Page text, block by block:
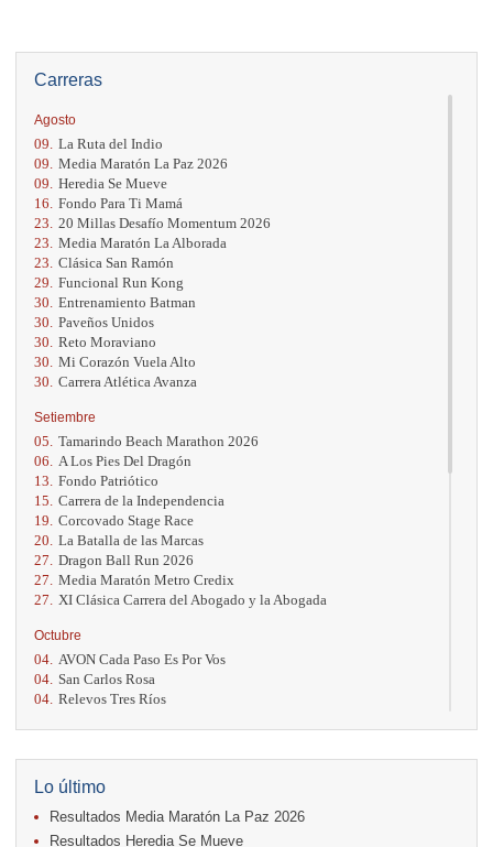
Carreras
Agosto
09. La Ruta del Indio
09. Media Maratón La Paz 2026
09. Heredia Se Mueve
16. Fondo Para Ti Mamá
23. 20 Millas Desafío Momentum 2026
23. Media Maratón La Alborada
23. Clásica San Ramón
29. Funcional Run Kong
30. Entrenamiento Batman
30. Paveños Unidos
30. Reto Moraviano
30. Mi Corazón Vuela Alto
30. Carrera Atlética Avanza
Setiembre
05. Tamarindo Beach Marathon 2026
06.
A Los Pies Del Dragón
13. Fondo Patriótico
15. Carrera de la Independencia
19. Corcovado Stage Race
20. La Batalla de las Marcas
27. Dragon Ball Run 2026
27. Media Maratón Metro Credix
27.
XI Clásica Carrera del Abogado y la Abogada
Octubre
04. AVON Cada Paso Es Por Vos
04. San Carlos Rosa
04. Relevos Tres Ríos
17. Caribe Paradise Run
18.
Casa Turire Trail Run
18. Warriors Run Circuit
18. Samsung Jacó Beach Half Marathon 2026
25. KRun by Under Armour
Lo último
Resultados Media Maratón La Paz 2026
Resultados Heredia Se Mueve